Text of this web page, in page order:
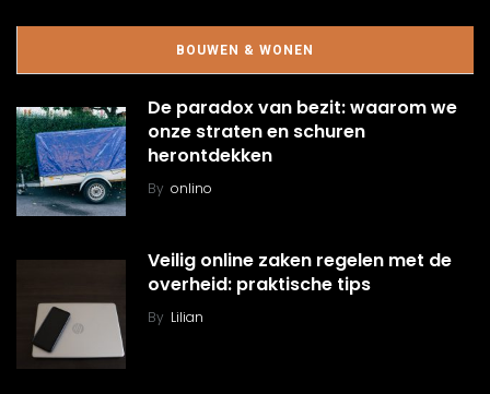
BOUWEN & WONEN
De paradox van bezit: waarom we
onze straten en schuren
herontdekken
By onlino
Veilig online zaken regelen met de
overheid: praktische tips
By Lilian